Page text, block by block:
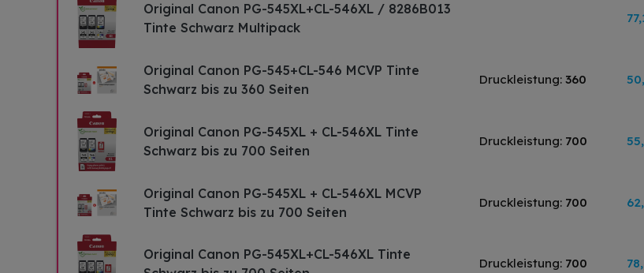
Original Canon PG-545XL+CL-546XL / 8286B013
Tinte Schwarz Multipack
Original Canon PG-545+CL-546 MCVP Tinte
Schwarz bis zu 360 Seiten
Druckleistung:360
Original Canon PG-545XL + CL-546XL Tinte
Schwarz bis zu 700 Seiten
Druckleistung: 700
Original Canon PG-545XL + CL-546XL MCVP
Tinte Schwarz bis zu 700 Seiten
Druckleistung: 700
Original Canon PG-545XL+CL-546XL Tinte
Druckleistung: 700